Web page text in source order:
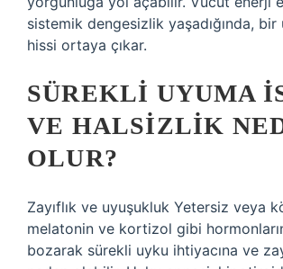
sistemik dengesizlik yaşadığında, bir
hissi ortaya çıkar.
SÜREKLI UYUMA
VE HALSIZLIK
OLUR?
Zayıflık ve uyuşukluk Yetersiz veya
melatonin ve kortizol gibi
bozarak sürekli uyku ihtiyacına ve